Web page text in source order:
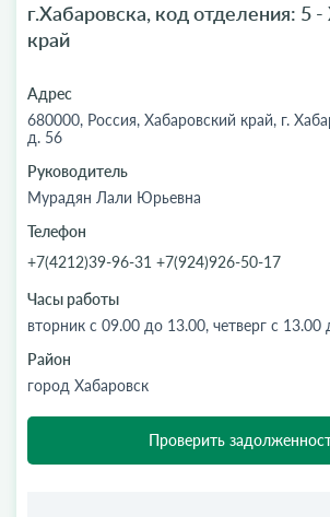
г.Хабаровска, код отделения: 5
край
Адрес
680000, Россия, Хабаровский край, г.
д. 56
Руководитель
Мурадян Лали Юрьевна
Телефон
+7(4212)39-96-31 +7(924)926-50-17
Часы работы
вторник с 09.00 до 13.00, четверг с 13.00
Район
город Хабаровск
Проверить